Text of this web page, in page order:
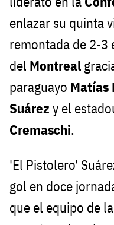
enlazar su quinta
remontada de 2-3
del Montreal
paraguayo Matías
Suárez y el
Cremaschi.
'El Pistolero'
gol en doce
que el equipo de